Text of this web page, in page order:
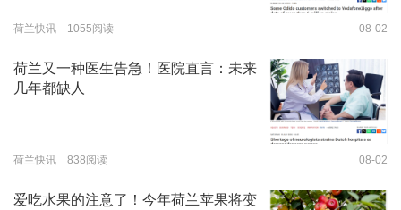
荷兰快讯 1055阅读 08-02
荷兰又一种医生告急！医院直言：未来
几年都缺人
荷兰快讯 838阅读 08-02
爱吃水果的注意了！今年荷兰苹果将变